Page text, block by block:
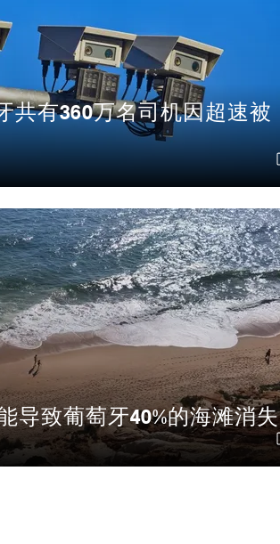
共有360万名司机因超速被
导致葡萄牙40%的海滩消失